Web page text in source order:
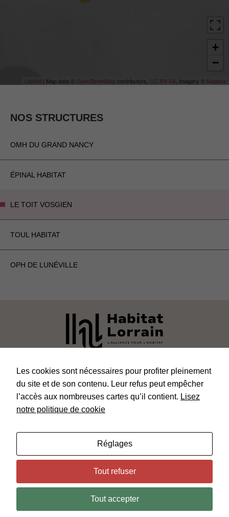
+
−
Leaflet | Map data © OpenStreetMapcontributors, CC-BY-SA , Imagery © Mapbox
NOS STRUCTURES
OMH DU GRAND NANCY
ÉPINAL HABITAT
LE TOIT VOSGIEN
TOUL HABITAT
OPH DE LUNÉVILLE
POLITIQUE DE CONFIDENTIALITÉ
PLAN DU SITE
Les cookies sont nécessaires pour profiter pleinement
du site et de son contenu. Leur refus peut empêcher
l’accès aux nombreuses cartes qu’il contient. Lisez
notre politique de cookie
Réglages
Tout refuser
Tout accepter